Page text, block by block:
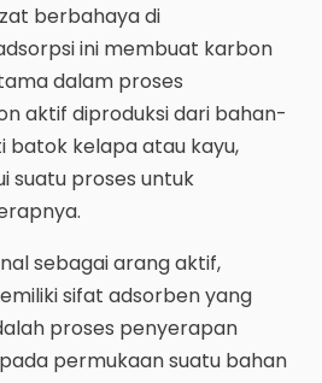
berbahaya di
ini membuat karbon
dalam proses
aktif diproduksi dari bahan-
batok kelapa atau kayu,
suatu proses untuk
sebagai arang aktif,
sifat adsorben yang
proses penyerapan
permukaan suatu bahan